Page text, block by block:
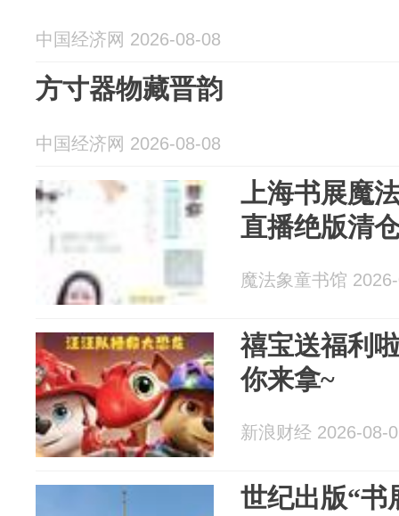
中国经济网 2026-08-08
方寸器物藏晋韵
中国经济网 2026-08-08
上海书展魔
直播绝版清
魔法象童书馆
禧宝送福利
你来拿~
新浪财经 2026-08-
世纪出版“书